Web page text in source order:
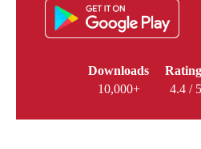
Downloads
10,000+
4.4 / 5